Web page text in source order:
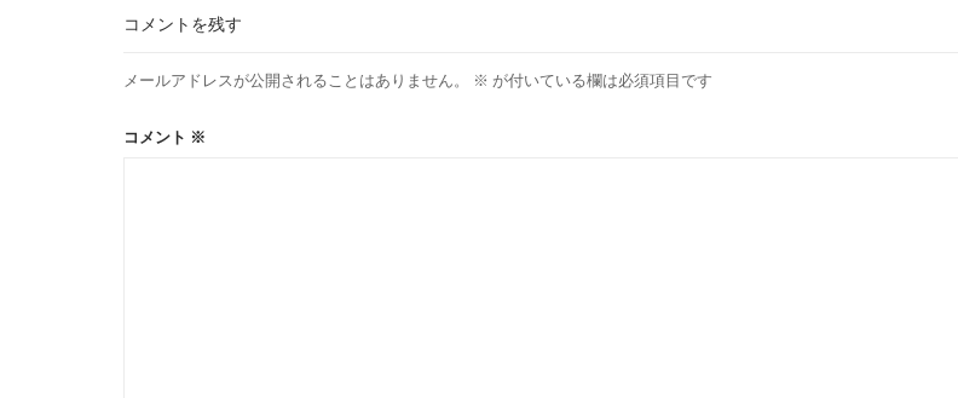
コメントを残す
メールアドレスが公開されることはありません。 ※ が付いている欄は必須項目です
コメント ※